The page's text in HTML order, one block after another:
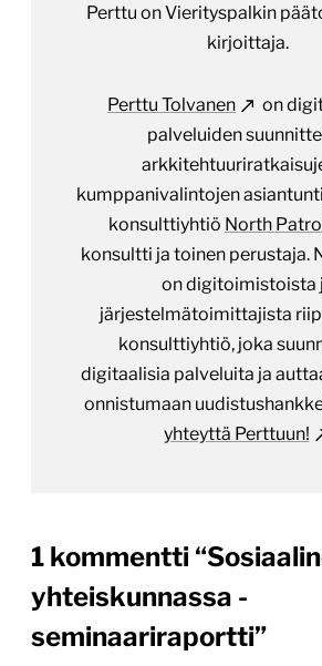
Perttu on Vierityspalkin
kirjoittaja.
Perttu Tolvanen
on
palveluiden
kumppanivalintojen
konsulttiyhtiö North
konsultti ja toinen perustaja.
on digitoimistoista
järjestelmätoimittajista
konsulttiyhtiö, joka
digitaalisia palveluita ja
onnistumaan
yhteyttä Perttuun!
1 kommentti “
yhteiskunnassa -
seminaariraportti”